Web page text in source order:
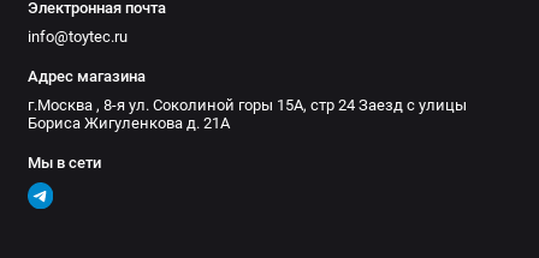
Электронная почта
info@toytec.ru
Адрес магазина
г.Москва , 8-я ул. Соколиной горы 15А, стр 24 Заезд с улицы
Бориса Жигуленкова д. 21А
Мы в сети